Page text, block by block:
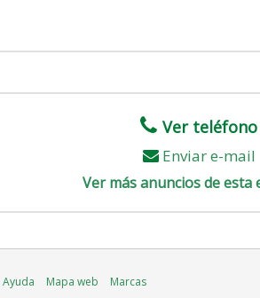
Ver teléfono
Enviar e-mail
Ver más anuncios de esta
Ayuda Mapa web Marcas